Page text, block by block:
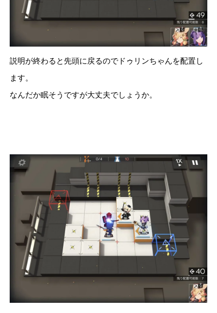
説明が終わると先頭に戻るのでドゥリンちゃんを配置し
ます。
なんだか眠そうですが大丈夫でしょうか。